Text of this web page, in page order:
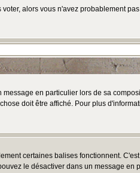
alors vous n'avez probablement
en particulier lors de sa
doit être affiché. Pour plus
certaines balises fonctionnent.
le désactiver dans un message en